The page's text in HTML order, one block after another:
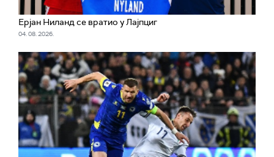
Ерјан Ниланд се вратио у Лајпциг
04. 08. 2026.